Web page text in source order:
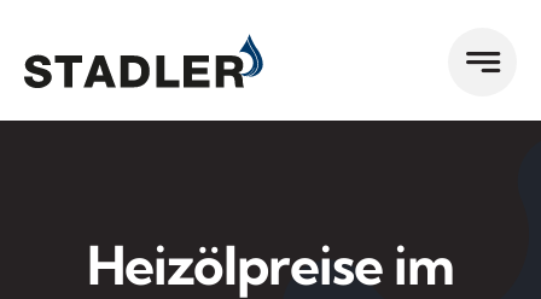
Inhalt
springen
Heizölpreise im